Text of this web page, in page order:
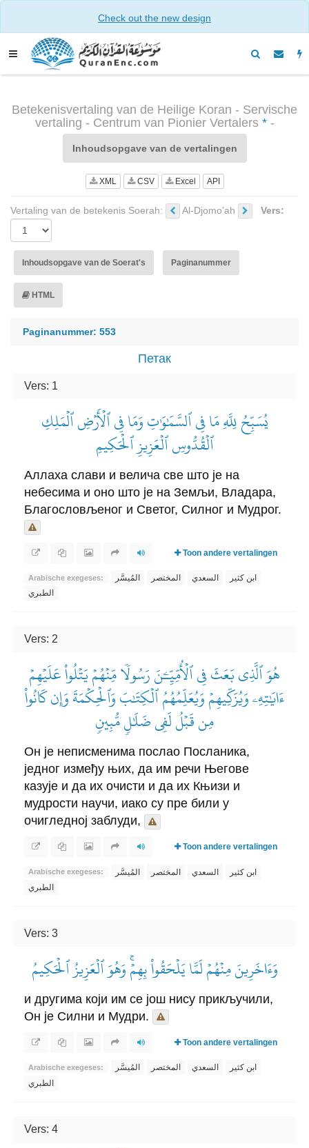
Check out the new design
Betekenisvertaling van de Heilige Koran - Servische
vertaling - Centrum van Pionier Vertalers *-
Inhoudsopgave van de vertalingen
XML CSV Excel API
Vertaling van de betekenis Soerah: Al-Djomo'ah Vers:
Inhoudsopgave van de Soerat's Paginanummer
HTML
Paginanummer: 553
Петак
Vers: 1
يُسَبِّحُ لِلَّهِ مَا فِي ٱلسَّمَٰوَٰتِ وَمَا فِي ٱلۡأَرۡضِ ٱلۡمَلِكِ
ٱلۡقُدُّوسِ ٱلۡعَزِيزِ ٱلۡحَكِيمِ
Аллаха слави и велича све што је на
небесима и оно што је на Земљи, Владара,
Благословљеног и Светог, Силног и Мудрог.
Toon andere vertalingen
Arabische exegeses: المُيسَّر المختصر السعدي
ابن كثير
الطبري
Vers: 2
هُوَ ٱلَّذِي بَعَثَ فِي ٱلۡأُمِّيِّـۧنَ رَسُولٗا مِّنۡهُمۡ يَتۡلُواْ عَلَيۡهِمۡ
ءَايَٰتِهِۦ وَيُزَكِّيهِمۡ وَيُعَلِّمُهُمُ ٱلۡكِتَٰبَ وَٱلۡحِكۡمَةَ وَإِن كَانُواْ
مِن قَبۡلُ لَفِي ضَلَٰلٖ مُّبِينٖ
Он је неписменима послао Посланика,
једног између њих, да им речи Његове
казује и да их очисти и да их Књизи и
мудрости научи, иако су пре били у
очигледној заблуди,
Toon andere vertalingen
Arabische exegeses: المُيسَّر المختصر السعدي
ابن كثير
الطبري
Vers: 3
وَءَاخَرِينَ مِنۡهُمۡ لَمَّا يَلۡحَقُواْ بِهِمۡۚ وَهُوَ ٱلۡعَزِيزُ ٱلۡحَكِيمُ
и другима који им се још нису прикључили,
Он је Силни и Мудри.
Toon andere vertalingen
Arabische exegeses: المُيسَّر المختصر السعدي
ابن كثير
الطبري
Vers: 4